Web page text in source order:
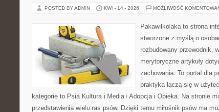
POSTED BY ADMIN KWI - 14 - 2026 MOŻLIWOŚĆ
Pakawilkolaka to strona
stworzone z myślą o
rozbudowany przewodnik,
merytoryczne artykuły
zachowania. To portal dla
praktyka łączą się w
kategorie to Psia Kultura i Media i Adopcja i Opieka. Na stronie
przedstawienia wielu ras psów. Dzięki temu miłośnik psów ma